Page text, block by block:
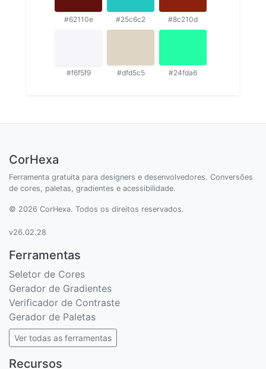
#62110e #25c6c2 #8c210d
#f6f5f9 #dfd5c5 #24fda6
CorHexa
Ferramenta gratuita para designers e desenvolvedores. Conversões
de cores, paletas, gradientes e acessibilidade.
© 2026 CorHexa. Todos os direitos reservados.
v26.02.28
Ferramentas
Seletor de Cores
Gerador de Gradientes
Verificador de Contraste
Gerador de Paletas
Ver todas as ferramentas
Recursos